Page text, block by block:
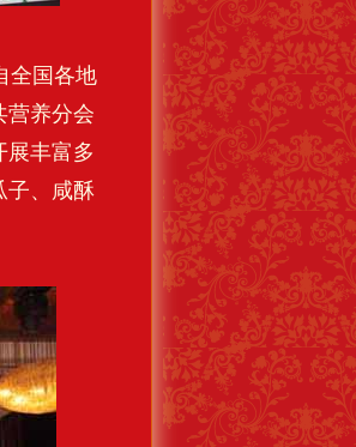
全国各地
营养分会
展丰富多
子、咸酥